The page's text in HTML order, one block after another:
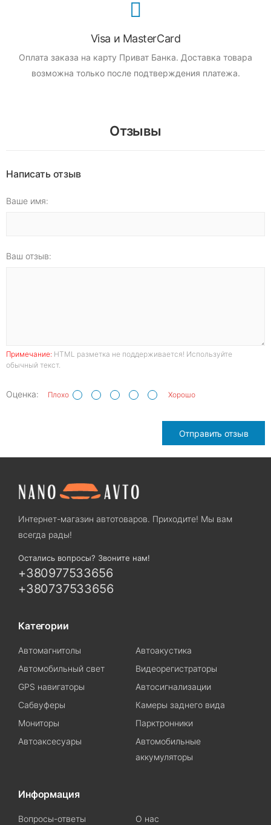
Visa и MasterCard
Оплата заказа на карту Приват Банка. Доставка товара
возможна только после подтверждения платежа.
Отзывы
Написать отзыв
Ваше имя:
Ваш отзыв:
Примечание: HTML разметка не поддерживается! Используйте
обычный текст.
Оценка: Плохо Хорошо
Отправить отзыв
Интернет-магазин автотоваров. Приходите! Мы вам
всегда рады!
Остались вопросы? Звоните нам!
+380977533656
+380737533656
Категории
Автомагнитолы
Автоакустика
Автомобильный свет
Видеорегистраторы
GPS навигаторы
Автосигнализации
Сабвуферы
Камеры заднего вида
Мониторы
Парктронники
Автоаксесуары
Автомобильные
аккумуляторы
Информация
Вопросы-ответы О нас